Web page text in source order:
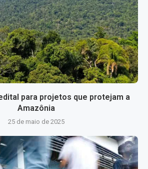
para projetos que protejam a
Amazônia
25 de maio de 2025